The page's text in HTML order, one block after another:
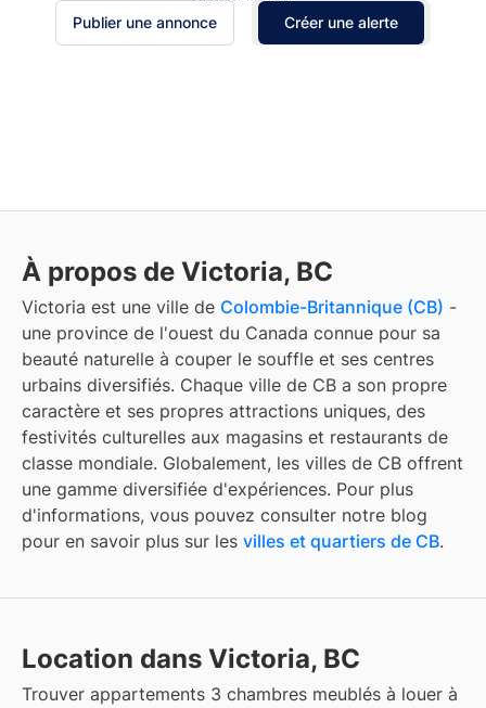
Publier une annonce Créer une alerte
À propos de Victoria, BC
Victoria est une ville de Colombie-Britannique (CB) -
une province de l'ouest du Canada connue pour sa
beauté naturelle à couper le souffle et ses centres
urbains diversifiés. Chaque ville de CB a son propre
caractère et ses propres attractions uniques, des
festivités culturelles aux magasins et restaurants de
classe mondiale. Globalement, les villes de CB offrent
une gamme diversifiée d'expériences. Pour plus
d'informations, vous pouvez consulter notre blog
pour en savoir plus sur les villes et quartiers de CB.
Location dans Victoria, BC
Trouver appartements 3 chambres meublés à louer à